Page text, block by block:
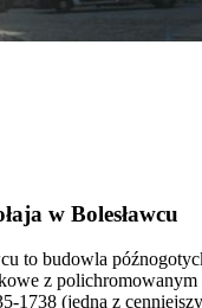
w Bolesławcu
to budowla
z
1738 (jedna z